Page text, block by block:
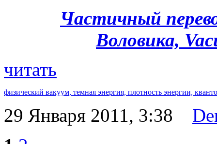
Частичный
Воловика,
читать
физический вакуум, темная энергия, плотность энергии,
29 Января 2011, 3:38